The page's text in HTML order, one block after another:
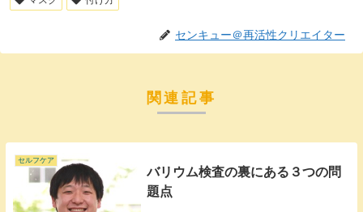
センキュー＠再活性クリエイター
関連記事
セルフケア
バリウム検査の裏にある３つの問
題点